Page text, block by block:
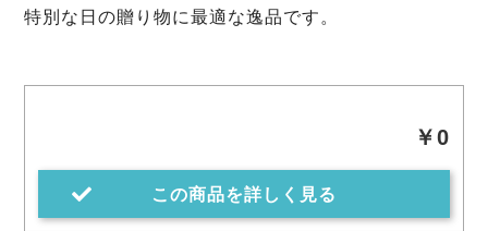
特別な日の贈り物に最適な逸品です。
￥0
この商品を詳しく見る